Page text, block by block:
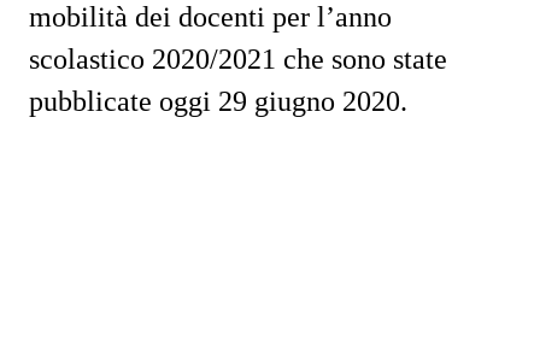
mobilità dei docenti per l’anno
scolastico 2020/2021 che sono state
pubblicate oggi 29 giugno 2020.